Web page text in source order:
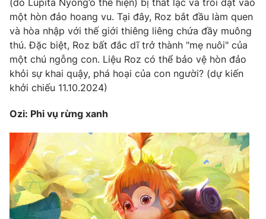
(do Lupita Nyong’o thể hiện) bị thất lạc và trôi dạt vào
một hòn đảo hoang vu. Tại đây, Roz bắt đầu làm quen
và hòa nhập với thế giới thiêng liêng chứa đầy muông
thú. Đặc biệt, Roz bất đắc dĩ trở thành "mẹ nuôi" của
một chú ngỗng con. Liệu Roz có thể bảo vệ hòn đảo
khỏi sự khai quậy, phá hoại của con người? (dự kiến
khởi chiếu 11.10.2024)
Ozi: Phi vụ rừng xanh